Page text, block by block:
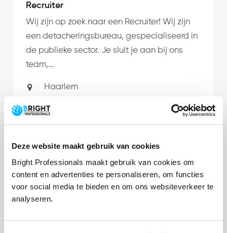
Deze website maakt gebruik van cookies
Bright Professionals maakt gebruik van cookies om
content en advertenties te personaliseren, om functies
voor social media te bieden en om ons websiteverkeer te
analyseren.
Recruiter
Wij zijn op zoek naar een Recruiter! Wij zijn
een detacheringsbureau, gespecialiseerd in
de publieke sector. Je sluit je a an bij ons
team,...
Haarlem
32 - 40 uur per week